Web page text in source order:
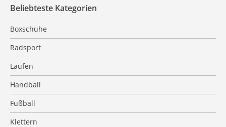
Beliebteste Kategorien
Boxschuhe
Radsport
Laufen
Handball
Fußball
Klettern